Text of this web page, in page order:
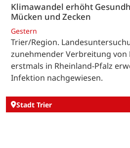
Klimawandel erhöht
Mücken und Zecken
Gestern
Trier/Region.
zunehmender Verbreitung
erstmals in Rheinland-Pfalz
Infektion nachgewiesen.
Stadt Trier